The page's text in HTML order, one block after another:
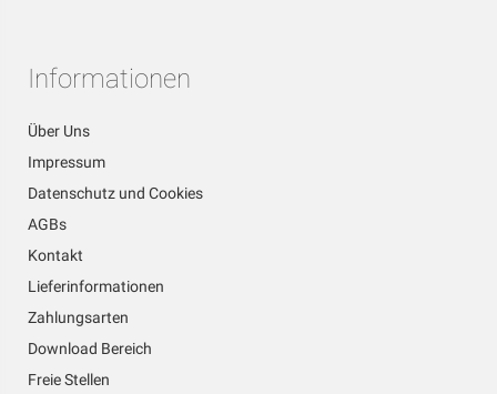
Informationen
Über Uns
Impressum
Datenschutz und Cookies
AGBs
Kontakt
Lieferinformationen
Zahlungsarten
Download Bereich
Freie Stellen